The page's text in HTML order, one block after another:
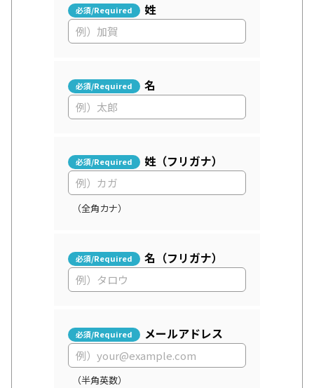
姓
名
姓（フリガナ）
（全角カナ）
名（フリガナ）
メールアドレス
（半角英数）